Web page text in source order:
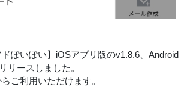
ぽいぽい】iOSアプリ版のv1.8.6、Android
リースしました。
ご利用いただけます。